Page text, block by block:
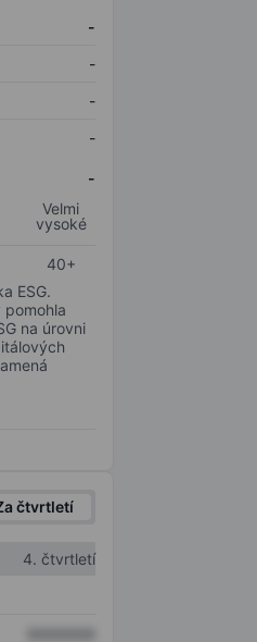
-
-
-
-
-
Velmi
vysoké
40+
ESG.
pomohla
na úrovni
čtvrtletí
4. čtvrtletí